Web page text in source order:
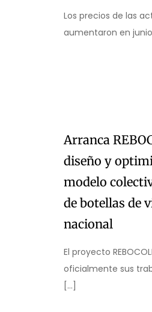
Los precios de las
aumentaron en
Arranca
diseño y
modelo
de botellas de
nacional
El proyecto
oficialmente sus
[…]